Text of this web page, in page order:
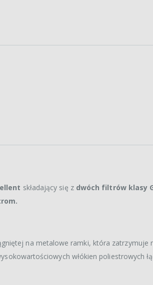
składający się z dwóch filtrów klasy
na metalowe ramki, która zatrzymuje
włókien poliestrowych